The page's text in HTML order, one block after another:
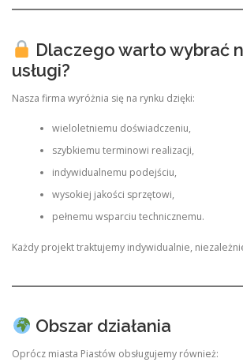
Dlaczego warto wybrać
usługi?
Nasza firma wyróżnia się na rynku dzięki:
wieloletniemu doświadczeniu,
szybkiemu terminowi realizacji,
indywidualnemu podejściu,
wysokiej jakości sprzętowi,
pełnemu wsparciu technicznemu.
Każdy projekt traktujemy indywidualnie,
Obszar działania
Oprócz miasta Piastów obsługujemy również: